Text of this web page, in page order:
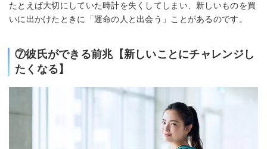
たとえば大切にしていた時計を失くしてしまい、新しいものを買
いに出かけたときに「運命の人と出会う」ことがあるのです。
⑦彼氏ができる前兆【新しいことにチャレンジし
たくなる】